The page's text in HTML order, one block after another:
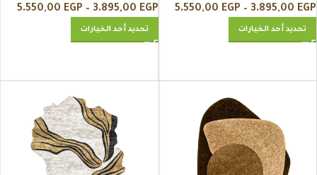
3.895,00 EGP
–
5.550,00 EGP
تحديد أحد الخيارات
3.895,00 EGP
–
5.550,00 EGP
تحديد أحد الخيارات